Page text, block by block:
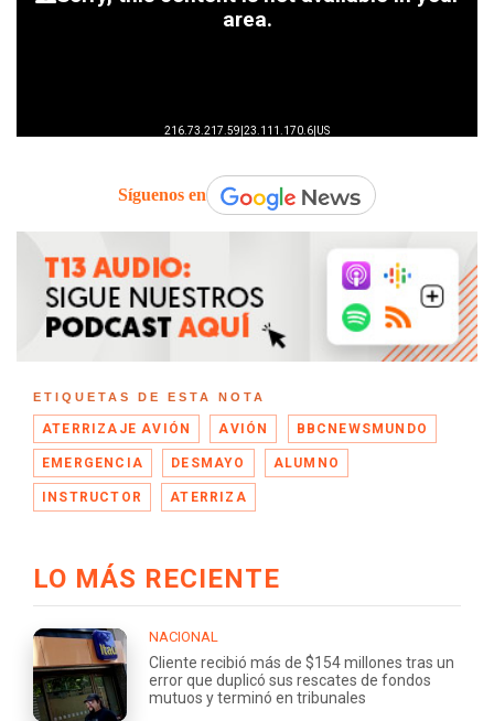
Síguenos en
ETIQUETAS DE ESTA NOTA
ATERRIZAJE AVIÓN AVIÓN BBCNEWSMUNDO
EMERGENCIA DESMAYO ALUMNO
INSTRUCTOR ATERRIZA
LO MÁS RECIENTE
NACIONAL
Cliente recibió más de $154 millones tras un
error que duplicó sus rescates de fondos
mutuos y terminó en tribunales